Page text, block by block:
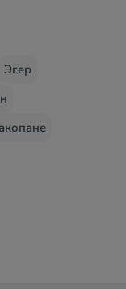
Эгер